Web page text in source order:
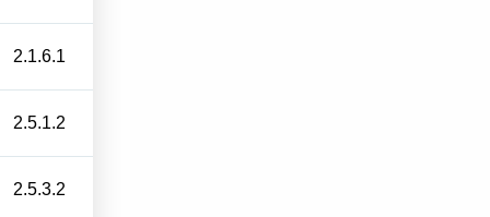
2.1.6.1
2.5.1.2
2.5.3.2